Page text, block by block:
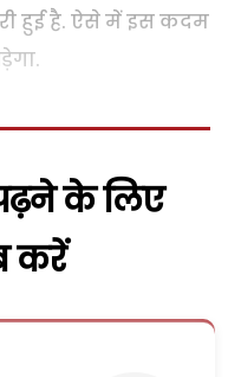
हुई है. ऐसे में इस कदम
के लिए
करें